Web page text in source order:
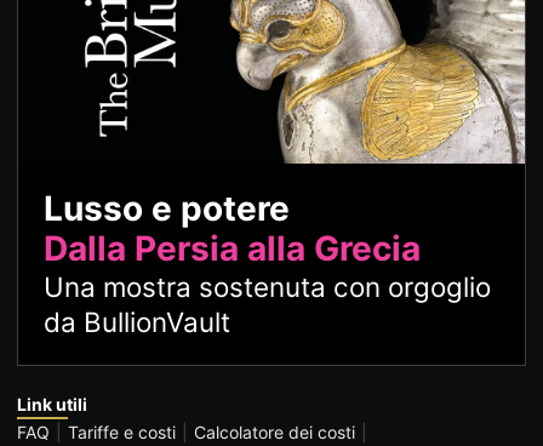
Lusso e potere
Dalla Persia alla Grecia
Una mostra sostenuta con orgoglio
da BullionVault
Link utili
FAQ
Tariffe e costi
Calcolatore dei costi